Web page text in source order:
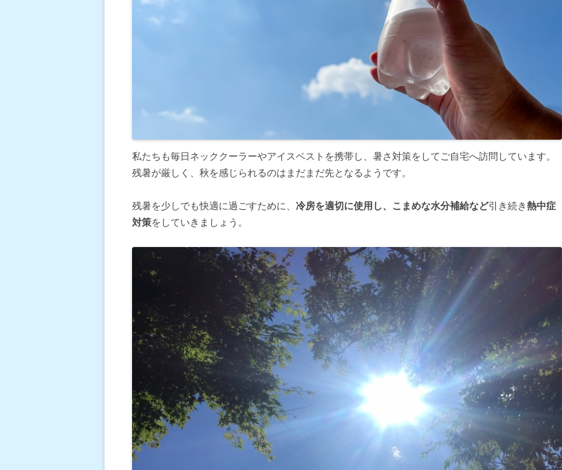
私たちも毎日ネッククーラーやアイスベストを携帯し、暑さ対策をしてご自宅へ訪問しています。
残暑が厳しく、秋を感じられるのはまだまだ先となるようです。
残暑を少しでも快適に過ごすために、 冷房を適切に使用し、こまめな水分補給など引き続き熱中症
対策をしていきましょう。